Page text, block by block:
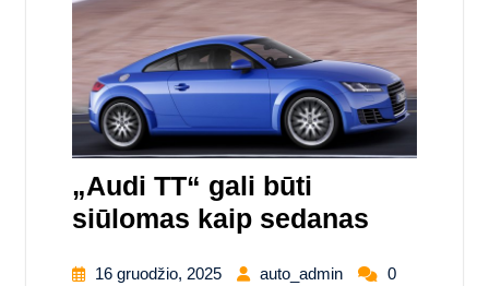
„Audi TT“ gali būti
siūlomas kaip sedanas
16 gruodžio, 2025 auto_admin
0